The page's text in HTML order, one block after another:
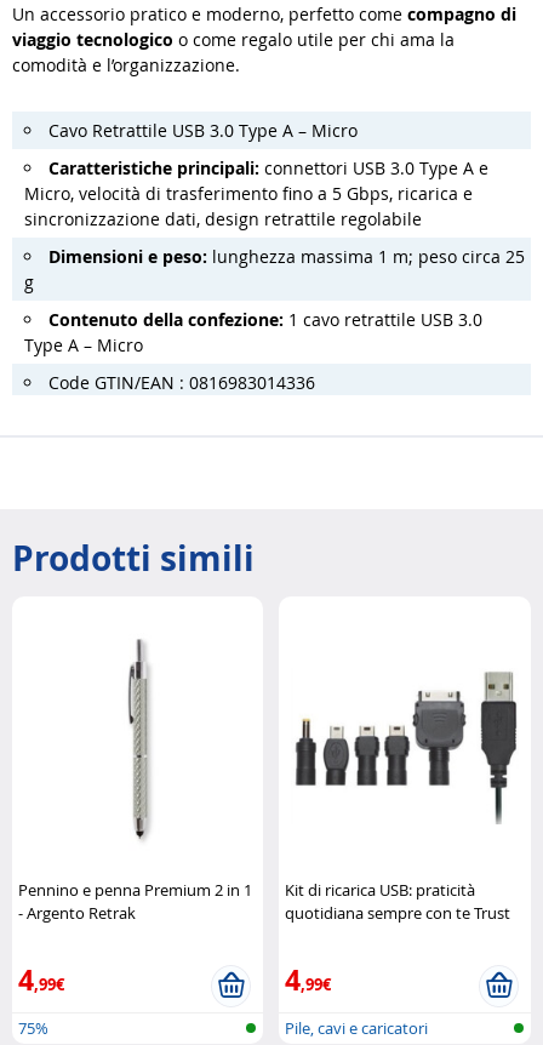
Un accessorio pratico e moderno, perfetto come compagno di
viaggio tecnologico o come regalo utile per chi ama la
comodità e l’organizzazione.
Cavo Retrattile USB 3.0 Type A – Micro
Caratteristiche principali: connettori USB 3.0 Type A e
Micro, velocità di trasferimento fino a 5 Gbps, ricarica e
sincronizzazione dati, design retrattile regolabile
Dimensioni e peso: lunghezza massima 1 m; peso circa 25
g
Contenuto della confezione: 1 cavo retrattile USB 3.0
Type A – Micro
Code GTIN/EAN : 0816983014336
Prodotti simili
Pennino e penna Premium 2 in 1
- Argento Retrak
4,99€
75%
Kit di ricarica USB: praticità
quotidiana sempre con te Trust
4,99€
Pile, cavi e caricatori